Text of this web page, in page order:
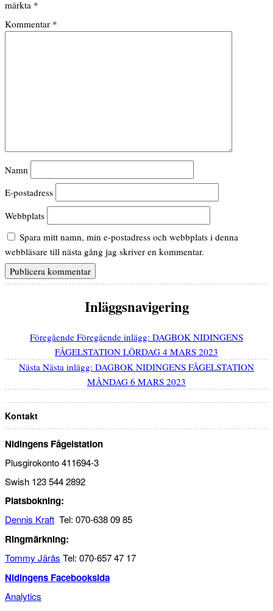
märkta *
Kommentar *
Namn
E-postadress
Webbplats
Spara mitt namn, min e-postadress och webbplats i denna
webbläsare till nästa gång jag skriver en kommentar.
Inläggsnavigering
Föregående Föregående inlägg: DAGBOK NIDINGENS
FÅGELSTATION LÖRDAG 4 MARS 2023
Nästa Nästa inlägg: DAGBOK NIDINGENS FÅGELSTATION
MÅNDAG 6 MARS 2023
Kontakt
Nidingens Fågelstation
Plusgirokonto 411694-3
Swish 123 544 2892
Platsbokning:
Dennis Kraft Tel: 070-638 09 85
Ringmärkning:
Tommy Järås Tel: 070-657 47 17
Nidingens Facebooksida
Analytics